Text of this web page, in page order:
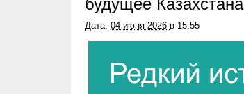
будущее Казахстана
Дата: 04 июня 2026 в 15:55